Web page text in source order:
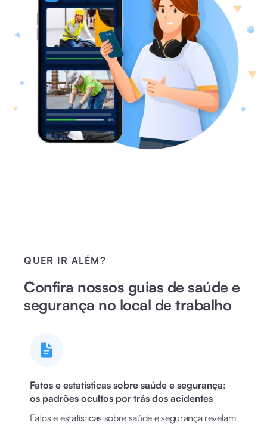
QUER IR ALÉM?
Confira nossos guias de saúde e
segurança no local de trabalho
Fatos e estatísticas sobre saúde e segurança:
os padrões ocultos por trás dos acidentes
Fatos e estatísticas sobre saúde e segurança revelam